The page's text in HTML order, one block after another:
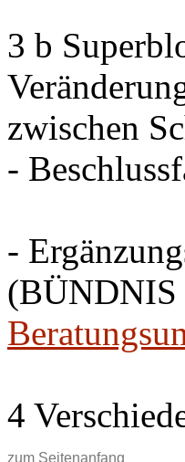
3 b
zwischen
-
-
(BÜNDNIS
4
zum Seitenanfang